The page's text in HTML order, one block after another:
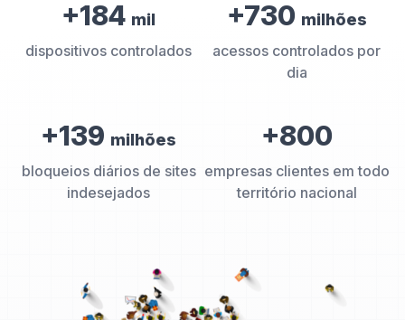
+184 mil
dispositivos controlados
+730 milhões
acessos controlados por
dia
+139 milhões
bloqueios diários de sites
indesejados
+800
empresas clientes em todo
território nacional